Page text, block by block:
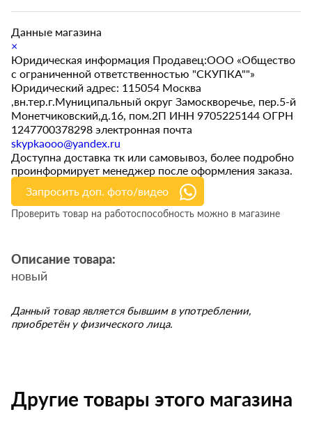
Данные магазина
×
Юридическая информация Продавец:ООО «Общество
с ограниченной ответственностью "СКУПКА""»
Юридический адрес: 115054 Москва
,вн.тер.г.Муниципальный округ Замоскворечье, пер.5-й
Монетчиковский,д.16, пом.2П ИНН 9705225144 ОГРН
1247700378298 электронная почта
skypkaooo@yandex.ru
Доступна доставка тк или самовывоз, более подробно
проинформирует менеджер после оформления заказа.
Запросить доп. фото/видео
Проверить товар на работоспособность можно в магазине
Описание товара:
новый
Данный товар является бывшим в употреблении,
приобретён у физического лица.
Другие товары этого магазина